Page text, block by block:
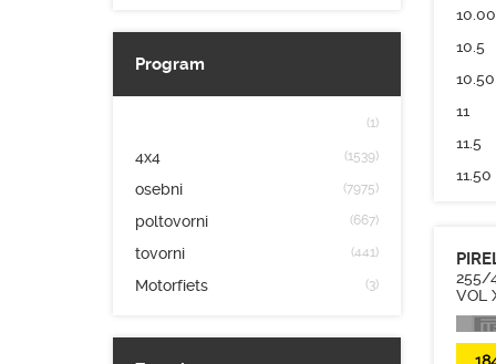
10.00
10.5
10.50
11
11.5
11.50
12.00
12.5
12.50
255/
VOL
Program
(1)
4x4 (1539)
osebni (7975)
poltovorni (667)
tovorni (441)
Motorfiets (3)